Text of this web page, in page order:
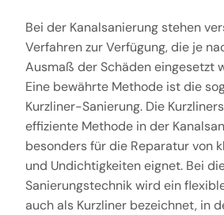
Bei der Kanalsanierung stehen
Verfahren zur Verfügung, die je
Ausmaß der Schäden eingesetzt
Eine bewährte Methode ist die
Kurzliner-Sanierung. Die
effiziente Methode in der
besonders für die Reparatur von
und Undichtigkeiten eignet. Bei
Sanierungstechnik wird ein
auch als Kurzliner bezeichnet, in